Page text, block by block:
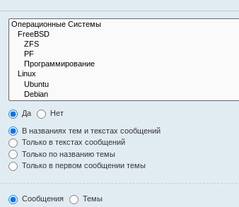
Да Нет
В названиях тем и текстах сообщений
Только в текстах сообщений
Только по названию темы
Только в первом сообщении темы
Сообщения Темы